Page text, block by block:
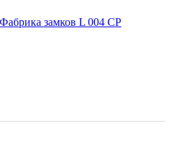
замков L 004 CP